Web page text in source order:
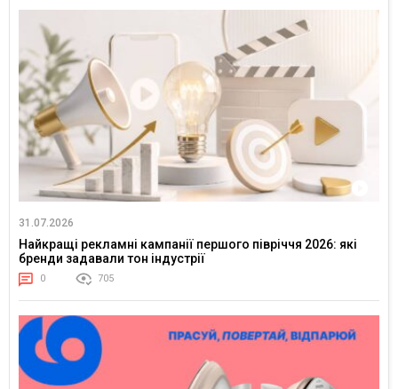
31.07.2026
Найкращі рекламні кампанії першого півріччя 2026: які
бренди задавали тон індустрії
0 705